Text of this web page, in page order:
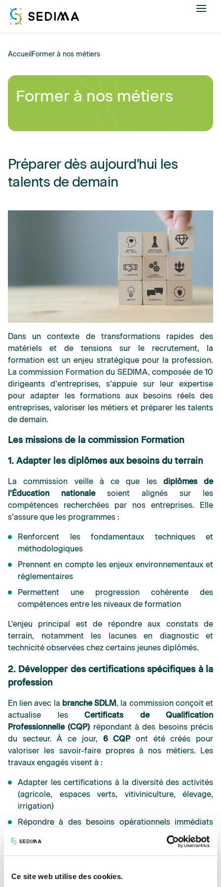
Ce site web utilise des cookies.
Nous connaître
Actualités
Formations
Offres d'emploi
Annuaire
Contacter
Accueil Former à nos métiers
Former à nos métiers
Préparer dès aujourd'hui les
talents de demain
Dans un contexte de transformations rapides des
matériels et de tensions sur le recrutement, la
formation est un enjeu stratégique pour la profession.
La commission Formation du SEDIMA, composée de 10
dirigeants d’entreprises, s’appuie sur leur expertise
pour adapter les formations aux besoins réels des
entreprises, valoriser les métiers et préparer les talents
de demain.
Les missions de la commission Formation
1. Adapter les diplômes aux besoins du terrain
La commission veille à ce que les diplômes de
l’Éducation nationalesoient alignés sur les
compétences recherchées par nos entreprises. Elle
s’assure que les programmes :
Renforcent les fondamentaux techniques et
méthodologiques
Prennent en compte les enjeux environnementaux et
réglementaires
Permettent une progression cohérente des
compétences entre les niveaux de formation
L'enjeu principal est de répondre aux constats de
terrain, notamment les lacunes en diagnostic et
technicité observées chez certains jeunes diplômés.
2. Développer des certifications spécifiques à la
profession
En lien avec la branche SDLM, la commission conçoit et
actualise les Certificats de Qualification
Professionnelle (CQP) répondant à des besoins précis
du secteur. À ce jour, 6 CQPont été créés pour
valoriser les savoir-faire propres à nos métiers. Les
travaux engagés visent à :
Adapter les certifications à la diversité des activités
(agricole, espaces verts, vitiviniculture, élevage,
irrigation)
Répondre à des besoins opérationnels immédiats
Accompagner la montée en compétence des salariés
d’évolution